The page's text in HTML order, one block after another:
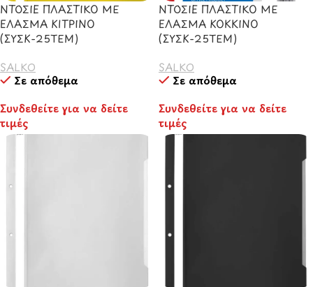
ΝΤΟΣΙΕ ΠΛΑΣΤΙΚΟ ΜΕ
ΕΛΑΣΜΑ ΚΙΤΡΙΝΟ
(ΣΥΣΚ-25ΤΕΜ)
SALKO
Σε απόθεμα
Συνδεθείτε για να δείτε
τιμές
ΝΤΟΣΙΕ ΠΛΑΣΤΙΚΟ ΜΕ
ΕΛΑΣΜΑ ΚΟΚΚΙΝΟ
(ΣΥΣΚ-25ΤΕΜ)
SALKO
Σε απόθεμα
Συνδεθείτε για να δείτε
τιμές